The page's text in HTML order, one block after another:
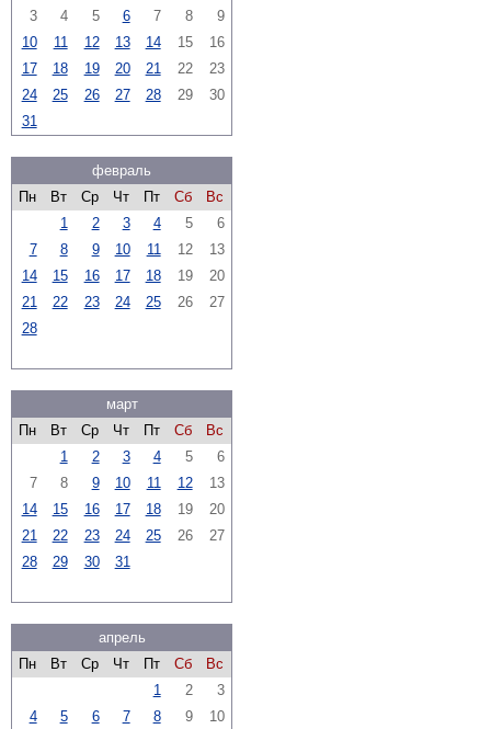
3
4 5 6 7 8
9
10
11 12 13 14 15
16
17
18 19 20 21 22
23
24
25 26 27 28 29
30
31
февраль
Пн
Вт Ср Чт Пт Сб
Вс
1
2 3 4 5
6
7
8 9 10 11 12
13
14
15 16 17 18 19
20
21
22 23 24 25 26
27
28
март
Пн
Вт Ср Чт Пт Сб
Вс
1
2 3 4 5
6
7
8 9 10 11 12
13
14
15 16 17 18 19
20
21
22 23 24 25 26
27
28
29 30 31
апрель
Пн
Вт Ср Чт Пт Сб
Вс
1
2
3
4
5 6 7 8 9
10